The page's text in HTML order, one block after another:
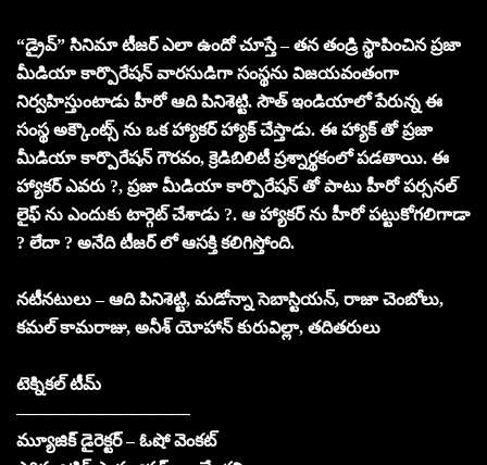
“డ్రైవ్” సినిమా టీజర్ ఎలా ఉందో చూస్తే – తన తండ్రి స్థాపించిన ప్రజా
మీడియా కార్పొరేషన్ వారసుడిగా సంస్థను విజయవంతంగా
నిర్వహిస్తుంటాడు హీరో ఆది పినిశెట్టి. సౌత్ ఇండియాలో పేరున్న ఈ
సంస్థ అక్కౌంట్స్ ను ఒక హ్యాకర్ హ్యాక్ చేస్తాడు. ఈ హ్యాక్ తో ప్రజా
మీడియా కార్పొరేషన్ గౌరవం, క్రెడిబిలిటీ ప్రశ్నార్థకంలో పడతాయి. ఈ
హ్యాకర్ ఎవరు ?, ప్రజా మీడియా కార్పొరేషన్ తో పాటు హీరో పర్సనల్
లైఫ్ ను ఎందుకు టార్గెట్ చేశాడు ?. ఆ హ్యాకర్ ను హీరో పట్టుకోగలిగాడా
? లేదా ? అనేది టీజర్ లో ఆసక్తి కలిగిస్తోంది.
నటీనటులు – ఆది పినిశెట్టి, మడోన్నా సెబాస్టియన్, రాజా చెంబోలు,
కమల్ కామరాజు, అనీశ్ యోహాన్ కురువిల్లా, తదితరులు
టెక్నికల్ టీమ్
——————————
మ్యూజిక్ డైరెక్టర్ – ఓషో వెంకట్